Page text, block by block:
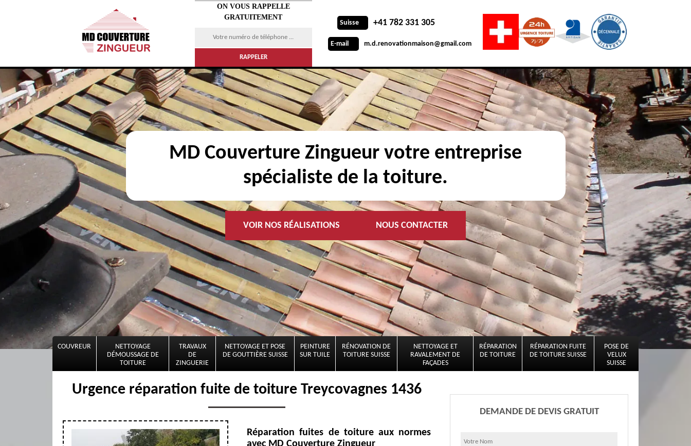
ON VOUS RAPPELLE
GRATUITEMENT
Suisse +41 782 331 305
E-mail m.d.renovationmaison@gmail.com
MD Couverture Zingueur votre entreprise
spécialiste de la toiture.
VOIR NOS RÉALISATIONS NOUS CONTACTER
COUVREUR
NETTOYAGE
DÉMOUSSAGE DE
TOITURE
TRAVAUX
DE
ZINGUERIE
NETTOYAGE ET POSE
DE GOUTTIÈRE SUISSE
PEINTURE
SUR TUILE
RÉNOVATION DE
TOITURE SUISSE
NETTOYAGE ET
RAVALEMENT DE
FAÇADES
RÉPARATION
DE TOITURE
RÉPARATION FUITE
DE TOITURE SUISSE
POSE DE
VELUX
SUISSE
Urgence réparation fuite de toiture Treycovagnes 1436
Réparation fuites de toiture aux normes
avec MD Couverture Zingueur
DEMANDE DE DEVIS GRATUIT